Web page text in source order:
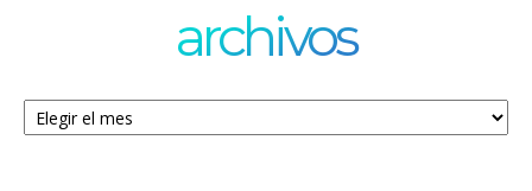
archivos
Archivos